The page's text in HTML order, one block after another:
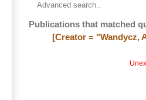
Advanced search..
Publications that matched
[Creator = "Wandycz,